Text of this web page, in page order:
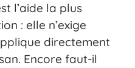
l’aide la plus
: elle n’exige
directement
Encore faut-il